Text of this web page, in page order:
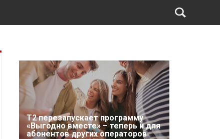
Т2 перезапускает программу
«Выгодно вместе» – теперь и для
абонентов других операторов